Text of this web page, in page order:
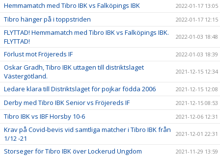
Hemmamatch med Tibro IBK vs Falköpings IBK 2022-01-17 13:05
Tibro hänger på i toppstriden 2022-01-17 12:15
FLYTTAD! Hemmamatch med Tibro IBK vs Falköpings IBK.
FLYTTAD!
2022-01-03 18:48
Förlust mot Fröjereds IF 2022-01-03 18:39
Oskar Gradh, Tibro IBK uttagen till distriktslaget
Västergötland.
2021-12-15 12:34
Ledare klara till Distriktslaget för pojkar födda 2006 2021-12-15 12:08
Derby med Tibro IBK Senior vs Fröjereds IF 2021-12-15 08:53
Tibro IBK vs IBF Horsby 10-6 2021-12-06 12:31
Krav på Covid-bevis vid samtliga matcher i Tibro IBK från
1/12 -21
2021-12-01 22:31
Storseger för Tibro IBK över Lockerud Ungdom 2021-11-29 13:59